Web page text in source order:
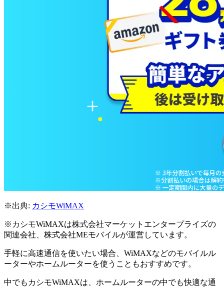
※出典: カシモWiMAX
※カシモWiMAXは株式会社マーケットエンタープライズの
関連会社、株式会社MEモバイルが運営しています。
手軽に高速通信を使いたい場合、WiMAXなどのモバイルル
ーターやホームルーターを使うこともおすすめです。
中でもカシモWiMAXは、ホームルーターの中でも快適な通